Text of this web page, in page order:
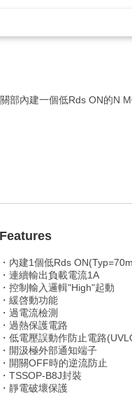
部內建一個低Rds ON的N
Features
・內建1個低Rds
・連續輸出負載電流1A
・控制輸入邏輯"High"起動
・緩啓動功能
・過電流檢測
・過熱保護電路
・低電壓誤動作防止電路
・開汲極外部通知端子
・開關OFF時的逆流防止
・TSSOP-B8J封裝
・靜電破壞保護